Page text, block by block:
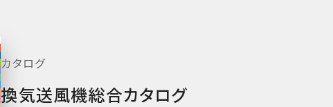
カタログ
換気送風機総合カタログ